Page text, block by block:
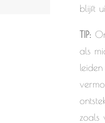
blijft
TIP:
als
zoals